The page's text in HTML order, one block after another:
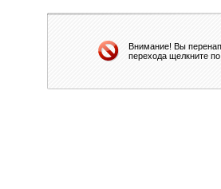
Внимание! Вы
перехода щелкните